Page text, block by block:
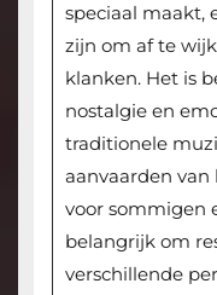
speciaal maakt,
zijn om af te
klanken. Het is
nostalgie en
traditionele
aanvaarden
voor sommigen
belangrijk om
verschillende